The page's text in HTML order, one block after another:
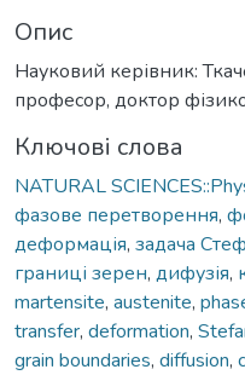
Опис
Науковий керівник:
професор, доктор
Ключові слова
NATURAL
фазове перетворення,
деформація, задача
границі зерен, дифузія,
martensite, austenite,
transfer, deformation,
grain boundaries, diffusion,